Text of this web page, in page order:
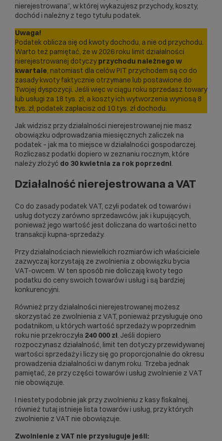
nierejestrowana”, w której wykazujesz przychody, koszty,
dochód i należny z tego tytułu podatek.
Uwaga!
Podatek oblicza się od kwoty dochodu, a nie od przychodu.
Warto też pamiętać, że w 2026 roku limit działalności
nierejestrowanej dotyczyprzychodu należnego w
kwartale, natomiast dla celów PIT przychodem są co do
zasady kwoty faktycznie otrzymane lub postawione do
Twojej dyspozycji. Jeśli więc w ciągu roku sprzedasz towary
lub usługi za 18 tys. zł, a koszty ich wytworzenia wyniosą 8
tys. zł, podatek zapłacisz od 10 tys. zł dochodu.
Jak widzisz przy działalności nierejestrowanej nie masz
obowiązku odprowadzania miesięcznych zaliczek na
podatek – jak ma to miejsce w działalności gospodarczej.
Rozliczasz podatki dopiero w zeznaniu rocznym, które
należy złożyć do 30 kwietnia za rok poprzedni.
Działalność nierejestrowana a VAT
Co do zasady podatek VAT, czyli podatek od towarów i
usług dotyczy zarówno sprzedawców, jak i kupujących,
ponieważ jego wartość jest doliczana do wartości netto
transakcji kupna-sprzedaży.
Przy działalnościach niewielkich rozmiarów ich właściciele
zazwyczaj korzystają ze zwolnienia z obowiązku bycia
VAT-owcem. W ten sposób nie doliczają kwoty tego
podatku do ceny swoich towarów i usług i są bardziej
konkurencyjni.
Również przy działalności nierejestrowanej możesz
skorzystać ze zwolnienia z VAT, ponieważ przysługuje ono
podatnikom, u których wartość sprzedaży w poprzednim
roku nie przekroczyła 240 000 zł. Jeśli dopiero
rozpoczynasz działalność, limit ten dotyczy przewidywanej
wartości sprzedaży i liczy się go proporcjonalnie do okresu
prowadzenia działalności w danym roku. Trzeba jednak
pamiętać, że przy części towarów i usług zwolnienie z VAT
nie obowiązuje.
I niestety podobnie jak przy zwolnieniu z kasy fiskalnej,
również tutaj istnieje lista towarów i usług, przy których
zwolnienie z VAT nie obowiązuje.
Zwolnienie z VAT nie przysługuje jeśli: